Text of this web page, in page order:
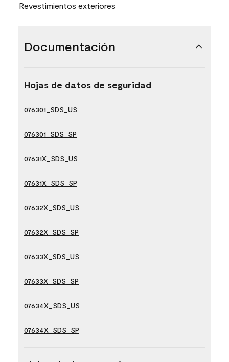
Revestimientos exteriores
Documentación
Hojas de datos de seguridad
076301_SDS_US
076301_SDS_SP
07631X_SDS_US
07631X_SDS_SP
07632X_SDS_US
07632X_SDS_SP
07633X_SDS_US
07633X_SDS_SP
07634X_SDS_US
07634X_SDS_SP